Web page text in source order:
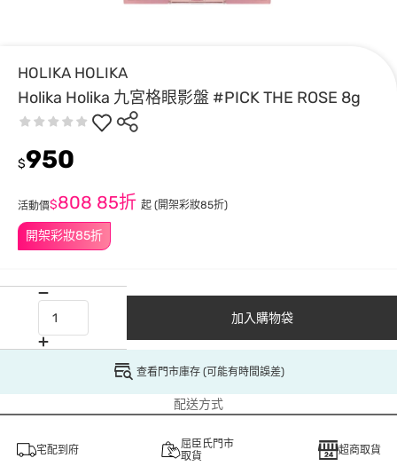
HOLIKA HOLIKA
Holika Holika 九宮格眼影盤 #PICK THE ROSE 8g
開架彩妝85折
$950
活動價$808 85折 起 (開架彩妝85折)
加入購物袋
查看門市庫存 (可能有時間誤差)
配送方式
宅配到府
屈臣氏門市
取貨
超商取貨